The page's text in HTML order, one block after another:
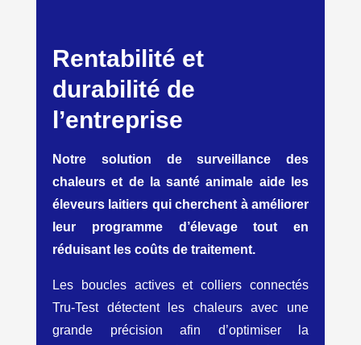
Rentabilité et
durabilité de
l’entreprise
Notre solution de surveillance des
chaleurs et de la santé animale aide les
éleveurs laitiers qui cherchent à améliorer
leur programme d’élevage tout en
réduisant les coûts de traitement.
Les boucles actives et colliers connectés
Tru-Test détectent les chaleurs avec une
grande précision afin d’optimiser la